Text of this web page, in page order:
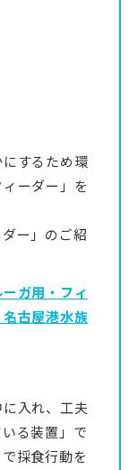
するため環
ーダー」を
ー」のご紹
ガ用・フィ
古屋港水族
入れ、工夫
る装置」で
採食行動を